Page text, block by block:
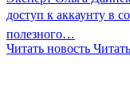
доступ к аккаунту в
полезного…
Читать новость